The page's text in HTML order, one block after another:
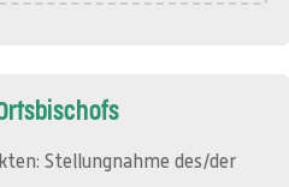
Stellungnahme des/der